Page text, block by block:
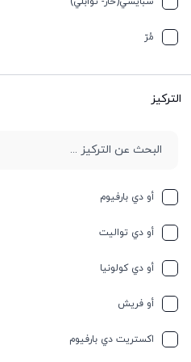
جوز الهند
حامِض
مُرّ
التركيز
أو دي بارفيوم
أو دي تواليت
أو دي كولونيا
أو فريش
اكستريت دي بارفيوم